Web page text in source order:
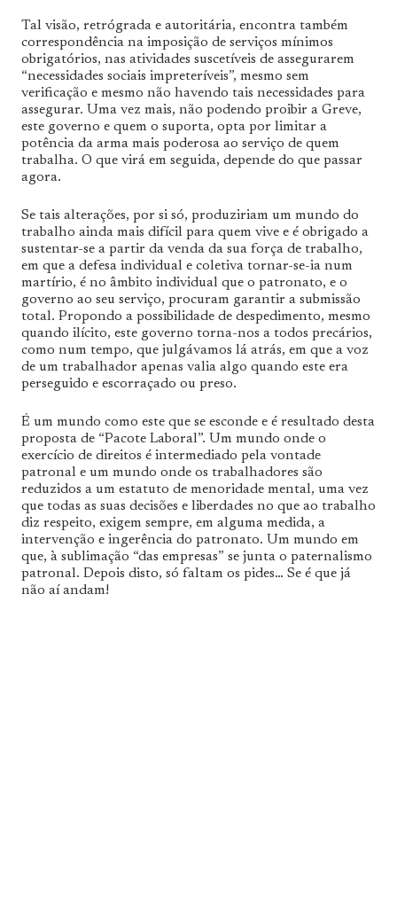
Tal visão, retrógrada e autoritária, encontra também
correspondência na imposição de serviços mínimos
obrigatórios, nas atividades suscetíveis de assegurarem
“necessidades sociais impreteríveis”, mesmo sem
verificação e mesmo não havendo tais necessidades para
assegurar. Uma vez mais, não podendo proibir a Greve,
este governo e quem o suporta, opta por limitar a
potência da arma mais poderosa ao serviço de quem
trabalha. O que virá em seguida, depende do que passar
agora.
Se tais alterações, por si só, produziriam um mundo do
trabalho ainda mais difícil para quem vive e é obrigado a
sustentar-se a partir da venda da sua força de trabalho,
em que a defesa individual e coletiva tornar-se-ia num
martírio, é no âmbito individual que o patronato, e o
governo ao seu serviço, procuram garantir a submissão
total. Propondo a possibilidade de despedimento, mesmo
quando ilícito, este governo torna-nos a todos precários,
como num tempo, que julgávamos lá atrás, em que a voz
de um trabalhador apenas valia algo quando este era
perseguido e escorraçado ou preso.
É um mundo como este que se esconde e é resultado desta
proposta de “Pacote Laboral”. Um mundo onde o
exercício de direitos é intermediado pela vontade
patronal e um mundo onde os trabalhadores são
reduzidos a um estatuto de menoridade mental, uma vez
que todas as suas decisões e liberdades no que ao trabalho
diz respeito, exigem sempre, em alguma medida, a
intervenção e ingerência do patronato. Um mundo em
que, à sublimação “das empresas” se junta o paternalismo
patronal. Depois disto, só faltam os pides… Se é que já
não aí andam!